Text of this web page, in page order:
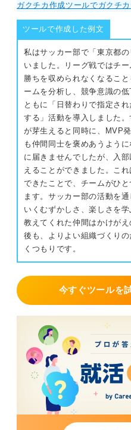
ガクチカ作成ツールでガクチカ
ツールで作成した例文
私はサッカー部で「東京都
いました。リーグ戦ではチ
勝ちを収められなくなるこ
ームを分析し、競争意識の
ともに「日替わりで指定さ
する」活動を導入しました
が芽生えると同時に、MVP
も仲間同士を褒めあうよう
に届きませんでしたが、入
えることができました。こ
できたことで、チームがひ
ます。サッカー部の活動を
いくむずかしさ、楽しさを
教えてくれた仲間はかけが
後も、よりよい組織づくり
くつもりです。
今すぐツールを